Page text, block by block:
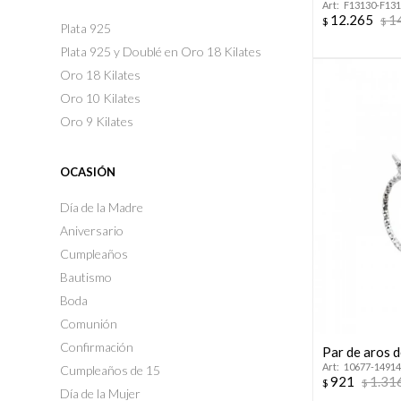
F13130-
$ 12.265 $
Par de aros
10677-
$ 921 $
Plata 925
Plata 925 y Doublé en Oro 18 Kilates
Oro 18 Kilates
Oro 10 Kilates
Oro 9 Kilates
OCASIÓN
Día de la Madre
Aniversario
Cumpleaños
Bautismo
Boda
Comunión
Confirmación
Cumpleaños de 15
Día de la Mujer